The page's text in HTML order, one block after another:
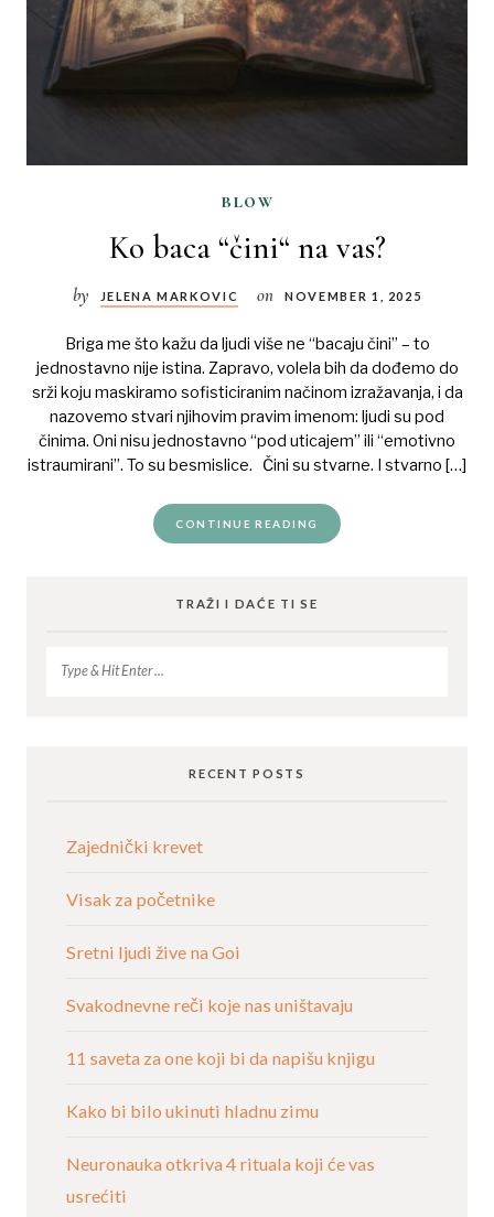
blow
Ko baca “čini“ na vas?
by JELENA MARKOVIC on NOVEMBER 1, 2025
Briga me što kažu da ljudi više ne “bacaju čini” – to
jednostavno nije istina. Zapravo, volela bih da dođemo do
srži koju maskiramo sofisticiranim načinom izražavanja, i da
nazovemo stvari njihovim pravim imenom: ljudi su pod
činima. Oni nisu jednostavno “pod uticajem” ili “emotivno
istraumirani”. To su besmislice. Čini su stvarne. I stvarno […]
CONTINUE READING
TRAŽI I DAĆE TI SE
RECENT POSTS
Zajednički krevet
Visak za početnike
Sretni ljudi žive na Goi
Svakodnevne reči koje nas uništavaju
11 saveta za one koji bi da napišu knjigu
Kako bi bilo ukinuti hladnu zimu
Neuronauka otkriva 4 rituala koji će vas
usrećiti